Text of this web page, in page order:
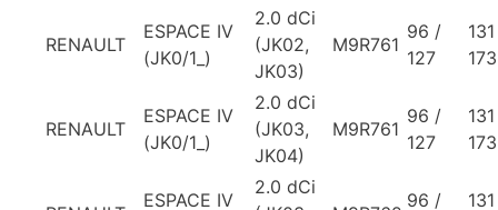
RENAULT
ESPACE IV
(JK0/1_)
2.0 dCi
(JK02,
JK03)
M9R761
96 /
127
173
RENAULT
ESPACE IV
(JK0/1_)
2.0 dCi
(JK03,
JK04)
M9R761
96 /
127
173
ESPACE IV
2.0 dCi
96 /